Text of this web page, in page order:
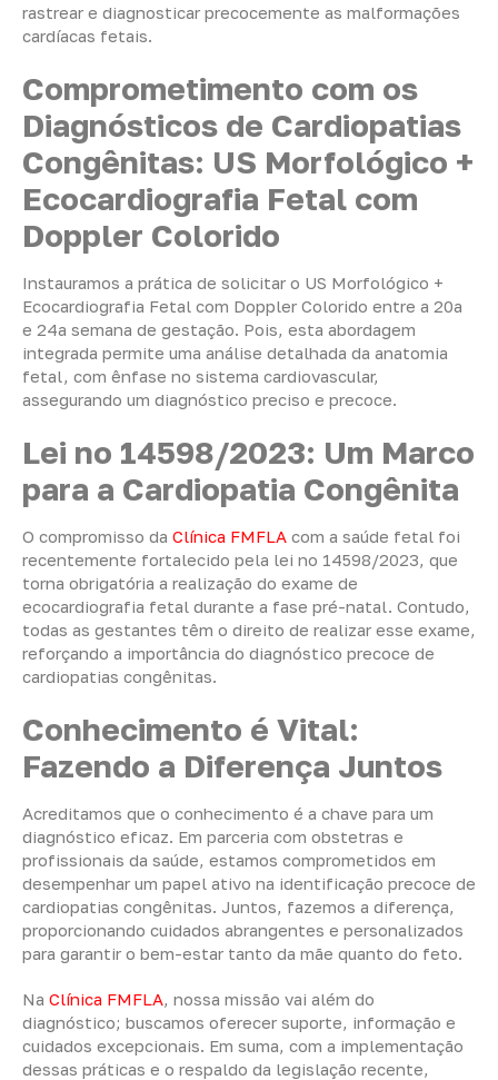
rastrear e diagnosticar precocemente as malformações
cardíacas fetais.
Comprometimento com os
Diagnósticos de Cardiopatias
Congênitas: US Morfológico +
Ecocardiografia Fetal com
Doppler Colorido
Instauramos a prática de solicitar o US Morfológico +
Ecocardiografia Fetal com Doppler Colorido entre a 20a
e 24a semana de gestação. Pois, esta abordagem
integrada permite uma análise detalhada da anatomia
fetal, com ênfase no sistema cardiovascular,
assegurando um diagnóstico preciso e precoce.
Lei no 14598/2023: Um Marco
para a Cardiopatia Congênita
O compromisso da Clínica FMFLA com a saúde fetal foi
recentemente fortalecido pela lei no 14598/2023, que
torna obrigatória a realização do exame de
ecocardiografia fetal durante a fase pré-natal. Contudo,
todas as gestantes têm o direito de realizar esse exame,
reforçando a importância do diagnóstico precoce de
cardiopatias congênitas.
Conhecimento é Vital:
Fazendo a Diferença Juntos
Acreditamos que o conhecimento é a chave para um
diagnóstico eficaz. Em parceria com obstetras e
profissionais da saúde, estamos comprometidos em
desempenhar um papel ativo na identificação precoce de
cardiopatias congênitas. Juntos, fazemos a diferença,
proporcionando cuidados abrangentes e personalizados
para garantir o bem-estar tanto da mãe quanto do feto.
Na Clínica FMFLA, nossa missão vai além do
diagnóstico; buscamos oferecer suporte, informação e
cuidados excepcionais. Em suma, com a implementação
dessas práticas e o respaldo da legislação recente,